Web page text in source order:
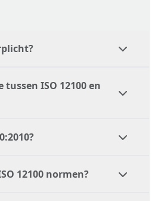
wettelijke verplichting,
Echter, u bent verplicht om
te volgen, doorloopt u
ISO 12100 en
en
12100 normen?